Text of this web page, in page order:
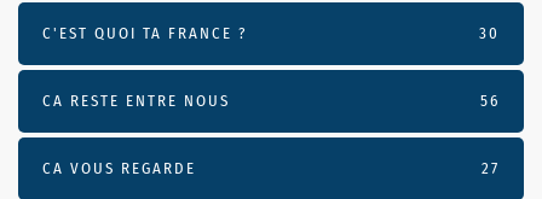
C'EST QUOI TA FRANCE ? 30
CA RESTE ENTRE NOUS 56
CA VOUS REGARDE 27